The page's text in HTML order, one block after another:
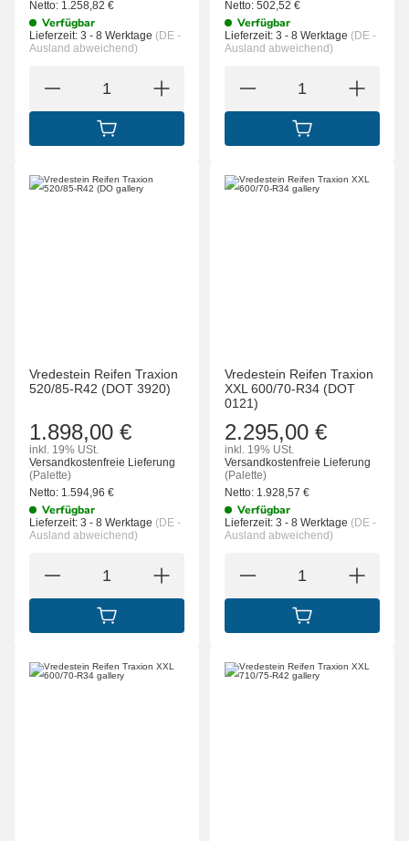
Netto: 1.258,82 €
Verfügbar
Lieferzeit: 3 - 8 Werktage (DE -
Ausland abweichend)
IN DEN WARENKORB
Netto: 502,52 €
Verfügbar
Lieferzeit: 3 - 8 Werktage (DE -
Ausland abweichend)
IN DEN
Vredestein Reifen Traxion
520/85-R42 (DOT 3920)
1.898,00 €
inkl. 19% USt.
Versandkostenfreie Lieferung
(Palette)
Netto: 1.594,96 €
Verfügbar
Lieferzeit: 3 - 8 Werktage (DE -
Ausland abweichend)
IN DEN WARENKORB
Vredestein Reifen Traxion
XXL 600/70-R34 (DOT
0121)
2.295,00 €
inkl. 19% USt.
Versandkostenfreie Lieferung
(Palette)
Netto: 1.928,57 €
Verfügbar
Lieferzeit: 3 - 8 Werktage (DE -
Ausland abweichend)
IN DEN